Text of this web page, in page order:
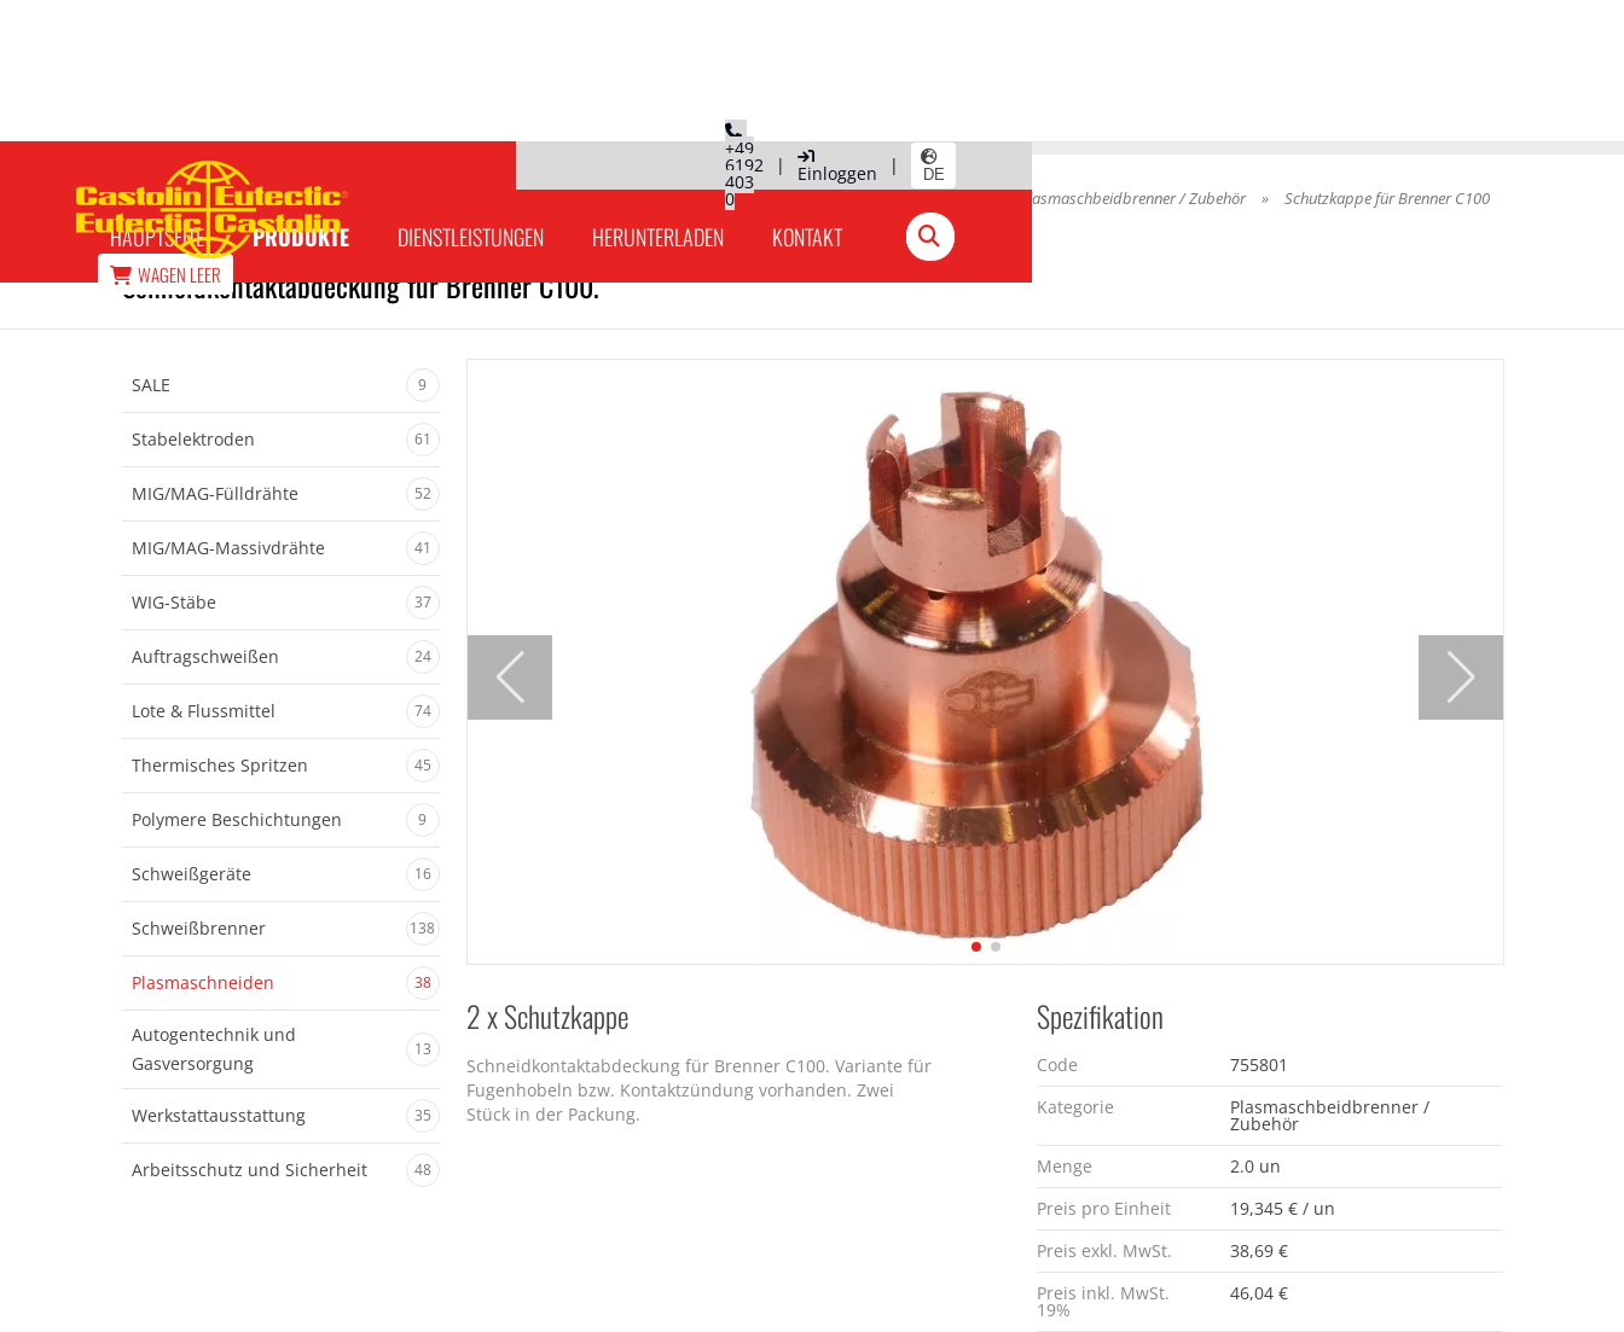
+49
6192
403
0
| Einloggen | DE
HAUPTSEITE PRODUKTE DIENSTLEISTUNGEN HERUNTERLADEN KONTAKT
WAGEN LEER
Produkte Deutschland Plasmaschbeidbrenner / Zubehör » Schutzkappe für Brenner C100
Schneidkontaktabdeckung für Brenner C100.
SALE 9
Stabelektroden 61
MIG/MAG-Fülldrähte 52
MIG/MAG-Massivdrähte 41
WIG-Stäbe 37
Auftragschweißen 24
Lote & Flussmittel 74
Thermisches Spritzen 45
Polymere Beschichtungen 9
Schweißgeräte 16
Schweißbrenner 138
Plasmaschneiden 38
Autogentechnik und
Gasversorgung
13
Werkstattausstattung 35
Arbeitsschutz und Sicherheit 48
2 x Schutzkappe
Schneidkontaktabdeckung für Brenner C100. Variante für
Fugenhobeln bzw. Kontaktzündung vorhanden. Zwei
Stück in der Packung.
Spezifikation
Code
755801
Kategorie
Plasmaschbeidbrenner /
Zubehör
Menge
2.0 un
Preis pro Einheit
19,345 € / un
Preis exkl. MwSt.
38,69 €
Preis inkl. MwSt.
19%
46,04 €